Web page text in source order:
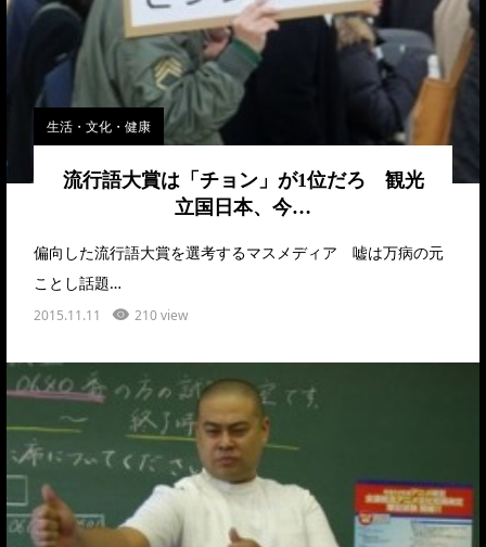
生活・文化・健康
流行語大賞は「チョン」が1位だろ 観光
立国日本、今…
偏向した流行語大賞を選考するマスメディア 嘘は万病の元
ことし話題…
2015.11.11 210 view